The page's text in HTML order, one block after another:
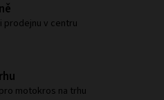
prodejnu v centru
motokros na trhu